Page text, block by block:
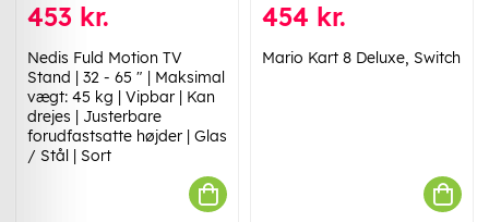
453 kr.
Nedis Fuld Motion TV
Stand | 32 - 65 " | Maksimal
vægt: 45 kg | Vipbar | Kan
drejes | Justerbare
forudfastsatte højder | Glas
/ Stål | Sort
454 kr.
Mario Kart 8 Deluxe, Switch